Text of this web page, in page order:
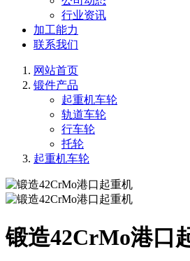
行业资讯
加工能力
联系我们
网站首页
锻件产品
起重机车轮
轨道车轮
行车轮
托轮
起重机车轮
锻造42CrMo港口